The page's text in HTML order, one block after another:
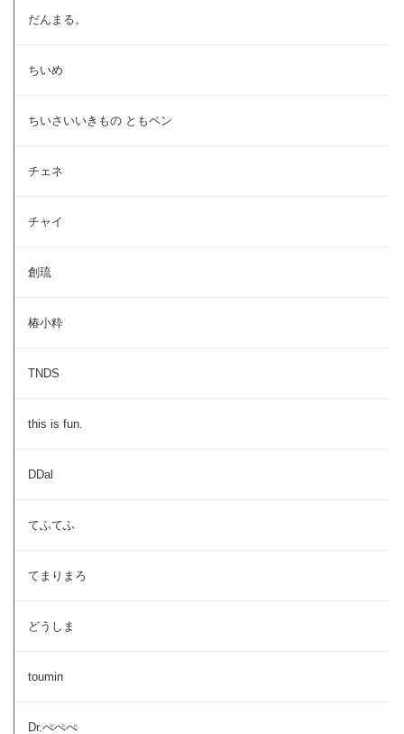
だんまる。
ちいめ
ちいさいいきもの ともペン
チェネ
チャイ
創琉
椿小粋
TNDS
this is fun.
DDal
てふてふ
てまりまろ
どうしま
toumin
Dr.ぺぺぺ